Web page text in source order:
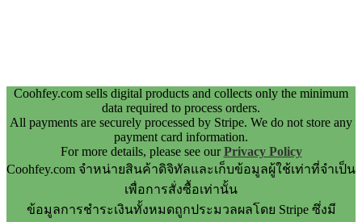
Coohfey.com sells digital products and collects only the minimum
data required to process orders.
All payments are securely processed by Stripe. We do not store any
payment card information.
For more details, please see ourPrivacy Policy
Coohfey.com จำหน่ายสินค้าดิจิทัลและเก็บข้อมูลผู้ใช้เท่าที่จำเป็น
เพื่อการสั่งซื้อเท่านั้น
ข้อมูลการชำระเงินทั้งหมดถูกประมวลผลโดย Stripe ซึ่งมี